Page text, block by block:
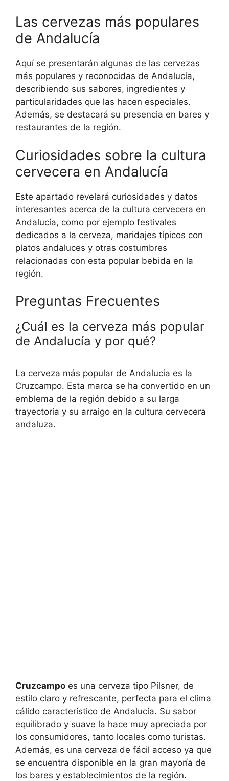
Las cervezas más populares
de Andalucía
Aquí se presentarán algunas de las cervezas
más populares y reconocidas de Andalucía,
describiendo sus sabores, ingredientes y
particularidades que las hacen especiales.
Además, se destacará su presencia en bares y
restaurantes de la región.
Curiosidades sobre la cultura
cervecera en Andalucía
Este apartado revelará curiosidades y datos
interesantes acerca de la cultura cervecera en
Andalucía, como por ejemplo festivales
dedicados a la cerveza, maridajes típicos con
platos andaluces y otras costumbres
relacionadas con esta popular bebida en la
región.
Preguntas Frecuentes
¿Cuál es la cerveza más popular
de Andalucía y por qué?
La cerveza más popular de Andalucía es la
Cruzcampo. Esta marca se ha convertido en un
emblema de la región debido a su larga
trayectoria y su arraigo en la cultura cervecera
andaluza.
Cruzcampo es una cerveza tipo Pilsner, de
estilo claro y refrescante, perfecta para el clima
cálido característico de Andalucía. Su sabor
equilibrado y suave la hace muy apreciada por
los consumidores, tanto locales como turistas.
Además, es una cerveza de fácil acceso ya que
se encuentra disponible en la gran mayoría de
los bares y establecimientos de la región.